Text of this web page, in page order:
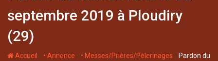
septembre 2019 à Ploudiry
(29)
Accueil - • Annonce - • Messes/Prières/Pèlerinages - Pardon du